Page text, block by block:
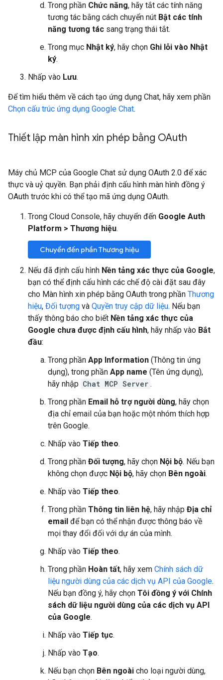
Trong phần Chức năng, hãy tắt các tính năng
tương tác bằng cách chuyển nút Bật các tính
năng tương tác sang trạng thái tắt.
Trong mục Nhật ký, hãy chọn Ghi lỗi vào Nhật
ký.
Nhấp vào Lưu.
Để tìm hiểu thêm về cách tạo ứng dụng Chat, hãy xem phần
Chọn cấu trúc ứng dụng Google Chat.
Thiết lập màn hình xin phép bằng OAuth
Máy chủ MCP của Google Chat sử dụng OAuth 2.0 để xác
thực và uỷ quyền. Bạn phải định cấu hình màn hình đồng ý
OAuth trước khi có thể tạo mã ứng dụng OAuth.
Trong Cloud Console, hãy chuyển đến Google Auth
Platform > Thương hiệu.
Chuyển đến phần Thương hiệu
Nếu đã định cấu hình Nền tảng xác thực của Google,
bạn có thể định cấu hình các chế độ cài đặt sau đây
cho Màn hình xin phép bằng OAuth trong phần Thương
hiệu, Đối tượng và Quyền truy cập dữ liệu. Nếu bạn
thấy thông báo cho biết Nền tảng xác thực của
Google chưa được định cấu hình, hãy nhấp vào Bắt
đầu:
Trong phần App Information (Thông tin ứng
dụng), trong phần App name (Tên ứng dụng),
hãy nhập Chat MCP Server .
Trong phần Email hỗ trợ người dùng, hãy chọn
địa chỉ email của bạn hoặc một nhóm thích hợp
trên Google.
Nhấp vào Tiếp theo.
Trong phần Đối tượng, hãy chọn Nội bộ. Nếu bạn
không chọn được Nội bộ, hãy chọn Bên ngoài.
Nhấp vào Tiếp theo.
Trong phần Thông tin liên hệ, hãy nhập Địa chỉ
email để bạn có thể nhận được thông báo về
mọi thay đổi đối với dự án của mình.
Nhấp vào Tiếp theo.
Trong phần Hoàn tất, hãy xem Chính sách dữ
liệu người dùng của các dịch vụ API của Google.
Nếu bạn đồng ý, hãy chọn Tôi đồng ý với Chính
sách dữ liệu người dùng của các dịch vụ API
của Google.
Nhấp vào Tiếp tục.
Nhấp vào Tạo.
Nếu bạn chọn Bên ngoài cho loại người dùng,